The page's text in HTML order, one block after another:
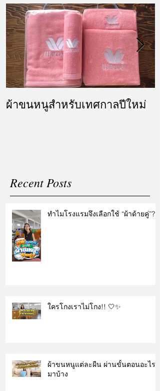
ผ้าขนหนูสำหรับเทศกาลปีใหม่
Recent Posts
ทำไมโรงแรมจึงเลือกใช้ “ผ้าด้ายคู่”?
ใครโกงเราไม่โกง!! 🤍✨
ผ้าขนหนูแต่ละผืน ผ่านขั้นตอนอะไร
มาบ้าง